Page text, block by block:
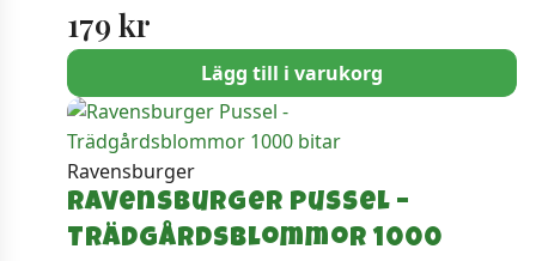
179 kr
Lägg till i varukorg
Ravensburger
Ravensburger Pussel –
Trädgårdsblommor 1000